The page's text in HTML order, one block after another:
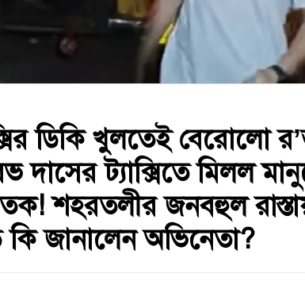
ডিকি খুলতেই বেরোলো
দাসের ট্যাক্সিতে মিলল
শহরতলীর জনবহুল
জানালেন অভিনেতা?